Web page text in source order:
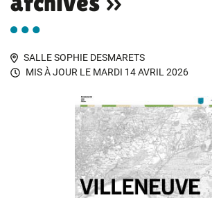
SALLE SOPHIE DESMARETS
MIS À JOUR LE MARDI 14 AVRIL 2026